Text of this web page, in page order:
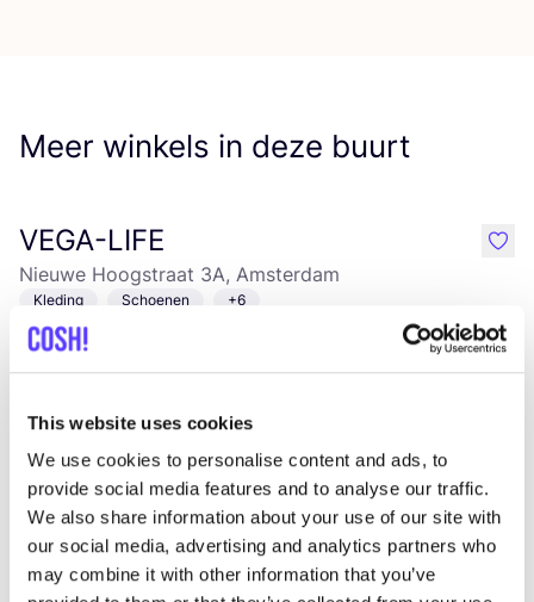
This website uses cookies
We use cookies to personalise content and ads, to
provide social media features and to analyse our traffic.
We also share information about your use of our site with
our social media, advertising and analytics partners who
may combine it with other information that you’ve
Meer winkels in deze buurt
VEGA-LIFE
Nieuwe Hoogstraat 3A, Amsterdam
Kleding Schoenen +6
Aan route toevoegen Bezoek webshop
like